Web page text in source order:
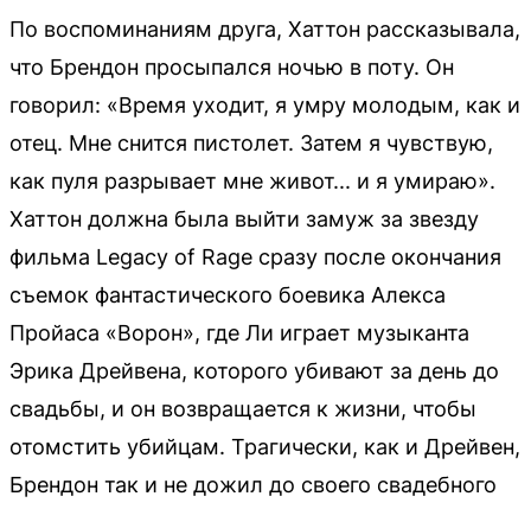
По воспоминаниям друга, Хаттон рассказывала,
что Брендон просыпался ночью в поту. Он
говорил: «Время уходит, я умру молодым, как и
отец. Мне снится пистолет. Затем я чувствую,
как пуля разрывает мне живот... и я умираю».
Хаттон должна была выйти замуж за звезду
фильма Legacy of Rage сразу после окончания
съемок фантастического боевика Алекса
Пройаса «Ворон», где Ли играет музыканта
Эрика Дрейвена, которого убивают за день до
свадьбы, и он возвращается к жизни, чтобы
отомстить убийцам. Трагически, как и Дрейвен,
Брендон так и не дожил до своего свадебного